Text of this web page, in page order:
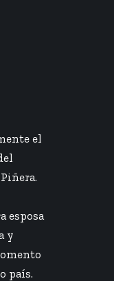
el
esposa
y
país.